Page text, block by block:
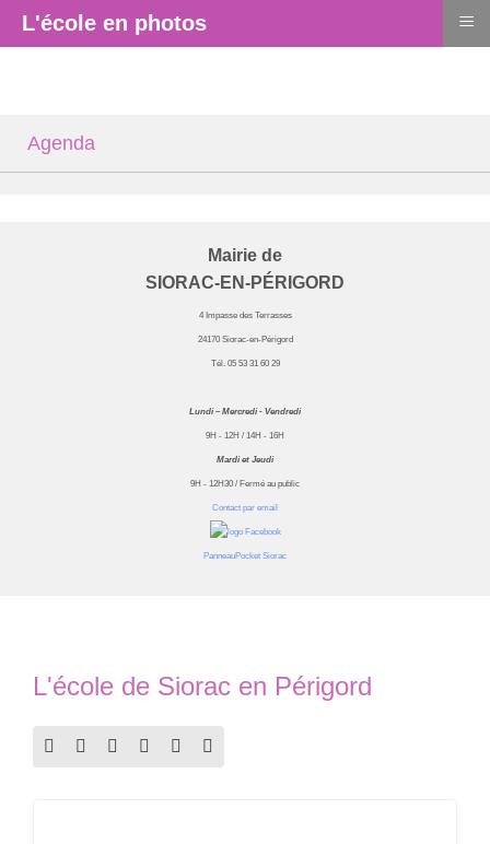
Agenda
Mairie de
SIORAC-EN-PÉRIGORD
4 Impasse des Terrasses
24170 Siorac-en-Périgord
Tél. 05 53 31 60 29
Lundi – Mercredi - Vendredi
9H - 12H / 14H - 16H
Mardi et Jeudi
9H - 12H30 / Fermé au public
Contact par email
PanneauPocket Siorac
L'école de Siorac en Périgord
L'école en photos ≡